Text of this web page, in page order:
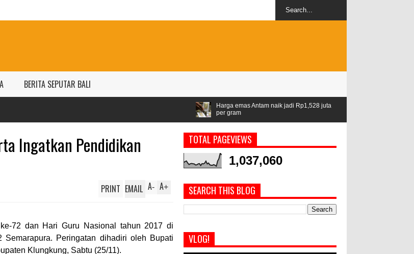
BERITA SEPUTAR BALI
Harga emas Antam naik jadi Rp1,528 juta
Airlangga: ASEAN jadi kawasan
Ingatkan Pendidikan
A+
A-
PRINT EMAIL
72 dan Hari Guru Nasional tahun 2017 di
Peringatan dihadiri oleh Bupati
Klungkung, Sabtu (25/11).
TOTAL PAGEVIEWS
1,037,060
SEARCH THIS BLOG
VLOG!